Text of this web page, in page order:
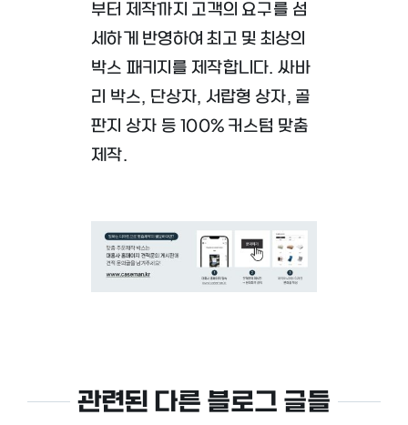
부터 제작까지 고객의 요구를 섬
세하게 반영하여 최고 및 최상의
박스 패키지를 제작합니다. 싸바
리 박스, 단상자, 서랍형 상자, 골
판지 상자 등 100% 커스텀 맞춤
제작.
관련된 다른 블로그 글들